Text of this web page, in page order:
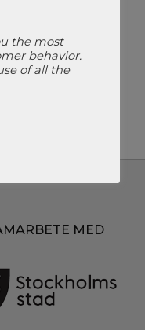
MED
the most
behavior.
of all the